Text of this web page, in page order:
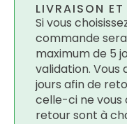
LIVRAISON ET
Si vous
commande
maximum de 5
validation. Vous
jours afin de
celle-ci ne vous
retour sont à